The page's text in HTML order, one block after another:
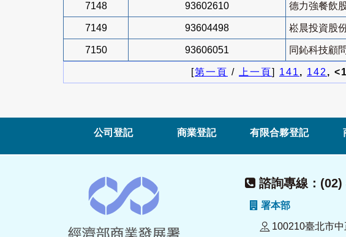
7148 93602610 德力強餐飲
7149 93604498 崧晨投資股
7150 93606051 同鈊科技顧
[第一頁 / 上一頁] 141, 142,
公司登記 商業登記 有限合夥登記
諮詢專線：(02)
署本部
100210臺北市